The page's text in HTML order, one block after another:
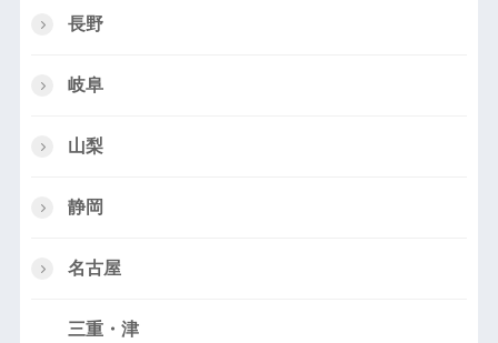
長野
岐阜
山梨
静岡
名古屋
三重・津